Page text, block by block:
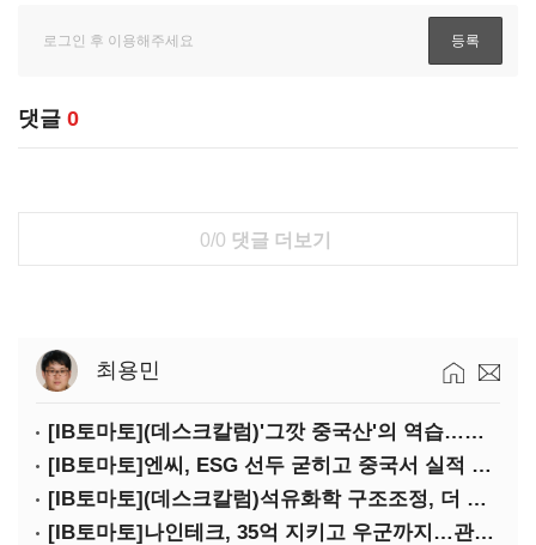
댓글 0
0/0 댓글 더보기
최용민
[IB토마토](데스크칼럼)'그깟 중국산'의 역습…전기차 시장도 내줄 셈인가
[IB토마토]엔씨, ESG 선두 굳히고 중국서 실적 반등 시동
[IB토마토](데스크칼럼)석유화학 구조조정, 더 미루면 공멸이다
[IB토마토]나인테크, 35억 지키고 우군까지…관계사 활용 '1석2조'